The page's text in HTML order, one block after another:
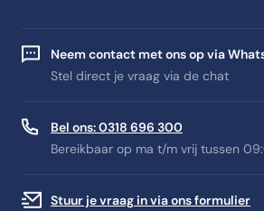
Neem contact met ons op via
Stel direct je vraag via de chat
Bel ons: 0318 696 300
Bereikbaar op ma t/m vrij tussen
Stuur je vraag in via ons formulier